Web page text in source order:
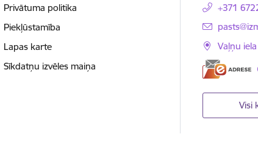
Privātuma politika
Piekļūstamība
Lapas karte
Sīkdatņu izvēles maiņa
+371
E-pasts:
Vaļņu
Visi